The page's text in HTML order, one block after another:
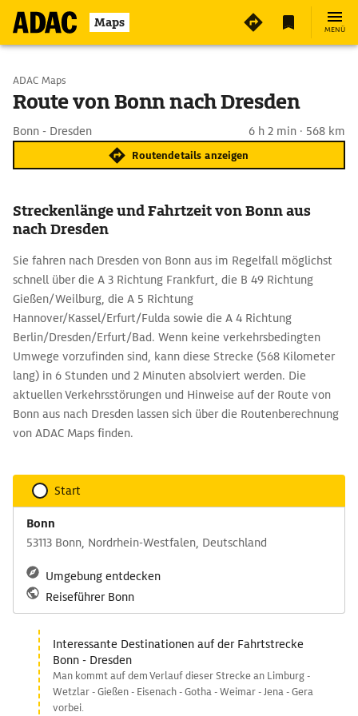
Maps MENÜ
Start wählen
ADAC Maps
Route von Bonn nach Dresden
Bonn - Dresden 6 h 2 min · 568 km
Routendetails anzeigen
Streckenlänge und Fahrtzeit von Bonn aus
nach Dresden
Sie fahren nach Dresden von Bonn aus im Regelfall möglichst
schnell über die A 3 Richtung Frankfurt, die B 49 Richtung
Gießen/Weilburg, die A 5 Richtung
Hannover/Kassel/Erfurt/Fulda sowie die A 4 Richtung
Berlin/Dresden/Erfurt/Bad. Wenn keine verkehrsbedingten
Umwege vorzufinden sind, kann diese Strecke (568 Kilometer
lang) in 6 Stunden und 2 Minuten absolviert werden. Die
aktuellen Verkehrsstörungen und Hinweise auf der Route von
Bonn aus nach Dresden lassen sich über die Routenberechnung
von ADAC Maps finden.
Start
Bonn
53113 Bonn, Nordrhein-Westfalen, Deutschland
Umgebung entdecken
Reiseführer Bonn
Interessante Destinationen auf der Fahrtstrecke
Bonn - Dresden
Man kommt auf dem Verlauf dieser Strecke an Limburg -
Wetzlar - Gießen - Eisenach - Gotha - Weimar - Jena - Gera
vorbei.